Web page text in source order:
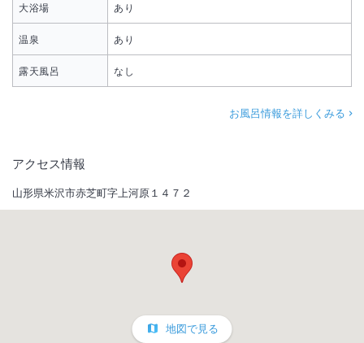
大浴場 あり
温泉 あり
露天風呂 なし
お風呂情報を詳しくみる
アクセス情報
山形県米沢市赤芝町字上河原１４７２
地図で見る